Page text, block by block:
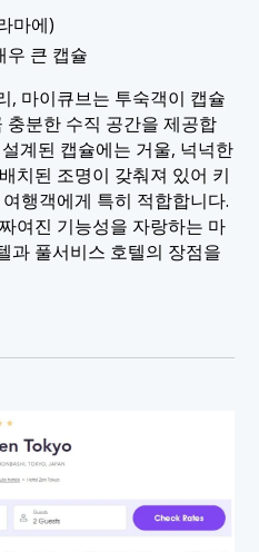
마에)
우 큰 캡슐
, 마이큐브는 투숙객이 캡슐
충분한 수직 공간을 제공합
계된 캡슐에는 거울, 넉넉한
치된 조명이 갖춰져 있어 키
행객에게 특히 적합합니다.
여진 기능성을 자랑하는 마
과 풀서비스 호텔의 장점을